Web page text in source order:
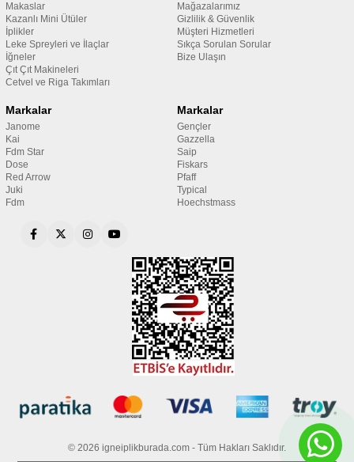
Makaslar
Kazanlı Mini Ütüler
İplikler
Leke Spreyleri ve İlaçlar
İğneler
Çıt Çıt Makineleri
Cetvel ve Riga Takımları
Mağazalarımız
Gizlilik & Güvenlik
Müşteri Hizmetleri
Sıkça Sorulan Sorular
Bize Ulaşın
Markalar
Janome
Kai
Fdm Star
Dose
Red Arrow
Juki
Fdm
Markalar
Gençler
Gazzella
Saip
Fiskars
Pfaff
Typical
Hoechstmass
© 2026 igneiplikburada.com - Tüm Hakları Saklıdır.